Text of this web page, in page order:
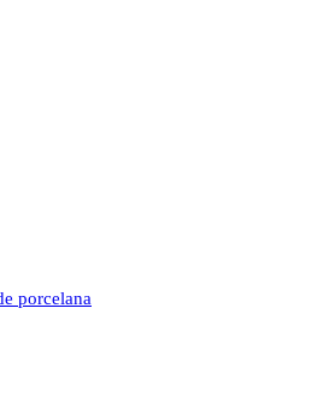
porcelana